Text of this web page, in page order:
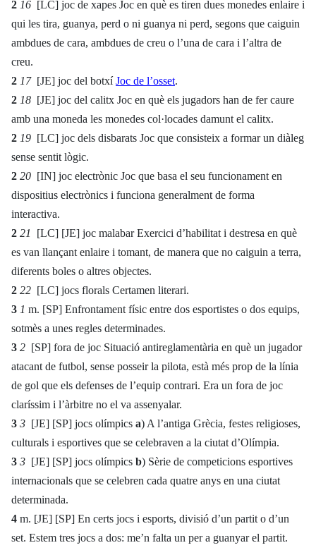
2 16 [LC] joc de xapes Joc en què es tiren dues monedes enlaire i
qui les tira, guanya, perd o ni guanya ni perd, segons que caiguin
ambdues de cara, ambdues de creu o l’una de cara i l’altra de
creu.
2 17 [JE] joc del botxíJoc de l’osset.
2 18 [JE] joc del calitx Joc en què els jugadors han de fer caure
amb una moneda les monedes col·locades damunt el calitx.
2 19 [LC] joc dels disbarats Joc que consisteix a formar un diàleg
sense sentit lògic.
2 20 [IN] joc electrònic Joc que basa el seu funcionament en
dispositius electrònics i funciona generalment de forma
interactiva.
2 21
[LC] [JE] joc malabar Exercici d’habilitat i destresa en què
es van llançant enlaire i tomant, de manera que no caiguin a terra,
diferents boles o altres objectes.
2 22 [LC] jocs florals Certamen literari.
3 1 m. [SP] Enfrontament físic entre dos esportistes o dos equips,
sotmès a unes regles determinades.
3 2 [SP] fora de joc Situació antireglamentària en què un jugador
atacant de futbol, sense posseir la pilota, està més prop de la línia
de gol que els defenses de l’equip contrari. Era un fora de joc
claríssim i l’àrbitre no el va assenyalar.
3 3 [JE] [SP] jocs olímpics a) A l’antiga Grècia, festes religioses,
culturals i esportives que se celebraven a la ciutat d’Olímpia.
3 3 [JE] [SP] jocs olímpics b) Sèrie de competicions esportives
internacionals que se celebren cada quatre anys en una ciutat
determinada.
4 m. [JE] [SP] En certs jocs i esports, divisió d’un partit o d’un
set. Estem tres jocs a dos: me’n falta un per a guanyar el partit.